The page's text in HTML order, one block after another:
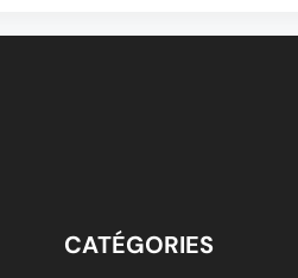
CATÉGORIES